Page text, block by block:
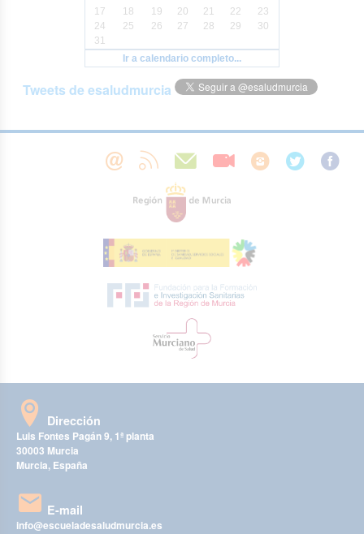
17
18 19 20 21 22
23
24
25 26 27 28 29
30
31
Ir a calendario completo...
Tweets de esaludmurcia
Dirección
Luis Fontes Pagán 9, 1ª planta
30003 Murcia
Murcia, España
E-mail
info@escueladesaludmurcia.es